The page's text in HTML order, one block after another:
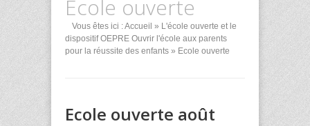
Ecole ouverte
Vous êtes ici :Accueil » L'école ouverte et le
dispositif OEPRE Ouvrir l'école aux parents
pour la réussite des enfants » Ecole ouverte
Ecole ouverte août